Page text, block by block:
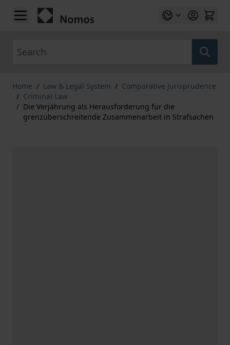
Skip to Content
Home / Law & Legal System / Comparative Jurisprudence
/ Criminal Law
/ Die Verjährung als Herausforderung für die
grenzüberschreitende Zusammenarbeit in Strafsachen